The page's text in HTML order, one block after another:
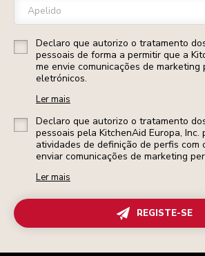
Apelido
Declaro que autorizo o tratamento
pessoais de forma a permitir que a
me envie comunicações de marketing
eletrónicos.
Ler mais
Declaro que autorizo o tratamento
pessoais pela KitchenAid Europa, Inc.
atividades de definição de perfis com
enviar comunicações de marketing
Ler mais
REGISTE-SE